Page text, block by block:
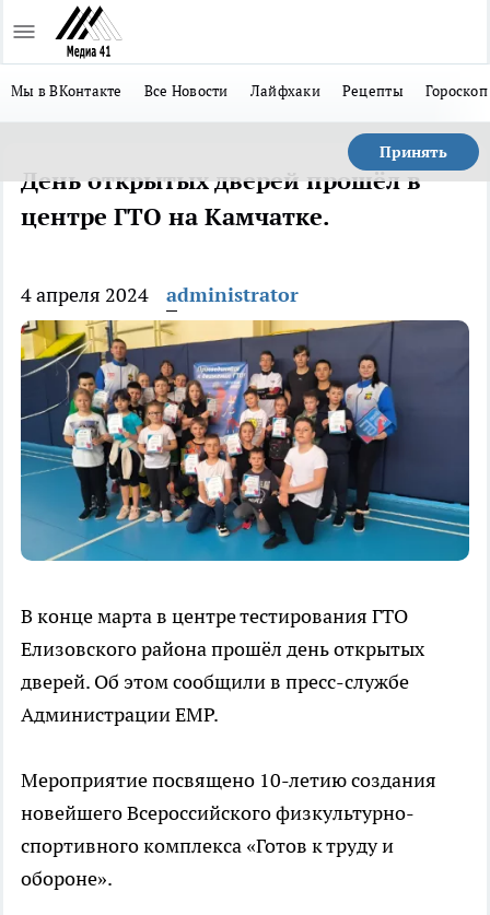
Мы в ВКонтакте Все Новости Лайфхаки Рецепты Гороскоп
Принять
День открытых дверей прошёл в
центре ГТО на Камчатке.
4 апреля 2024 administrator
В конце марта в центре тестирования ГТО
Елизовского района прошёл день открытых
дверей. Об этом сообщили в пресс-службе
Администрации ЕМР.
Мероприятие посвящено 10-летию создания
новейшего Всероссийского физкультурно-
спортивного комплекса «Готов к труду и
обороне».